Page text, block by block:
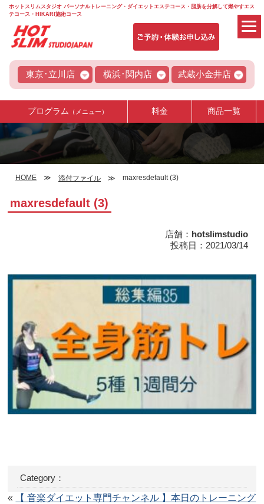
ホットスリムスタジオ パーソナルトレーニング・ダイエットエステコース・脂肪を分解して燃やすエス
テコース・HIKARI施術コース
東京･立川店 横浜･関内店 武蔵小金井店
プログラム （メニュー） 料金 商品一覧
HOME 添付ファイル maxresdefault (3)
maxresdefault (3)
店舗： hotslimstudio
投稿日：2021/03/14
Category：
«
【 音楽ダイエット専門チャンネル 】本日のトレーニング